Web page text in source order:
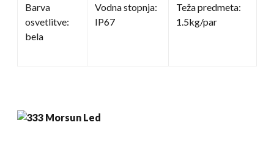
Barva
osvetlitve:
bela
Vodna stopnja:
IP67
Teža predmeta:
1.5kg/par